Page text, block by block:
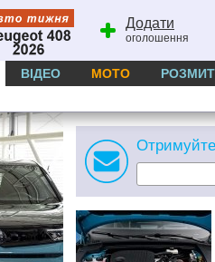
Додати
оголошення
ВІДЕО МОТО